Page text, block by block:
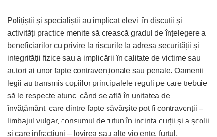
Polițiștii și specialiștii au implicat elevii în discuții și
activități practice menite să crească gradul de înțelegere a
beneficiarilor cu privire la riscurile la adresa securității și
integrității fizice sau a implicării în calitate de victime sau
autori ai unor fapte contravenționale sau penale. Oamenii
legii au transmis copiilor principalele reguli pe care trebuie
să le respecte atunci când se află în unitatea de
învățământ, care dintre fapte săvârșite pot fi contravenții –
limbajul vulgar, consumul de tutun în incinta curții și a școlii
și care infracțiuni – lovirea sau alte violențe, furtul,